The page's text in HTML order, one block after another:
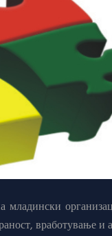
вработување и